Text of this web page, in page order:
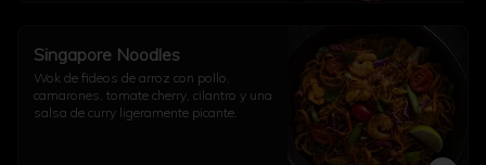
Singapore Noodles
Wok de fideos de arroz con pollo,
camarones, tomate cherry, cilantro y una
salsa de curry ligeramente picante.